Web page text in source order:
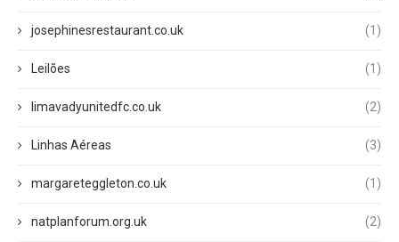
josephinesrestaurant.co.uk (1)
Leilões (1)
limavadyunitedfc.co.uk (2)
Linhas Aéreas (3)
margareteggleton.co.uk (1)
natplanforum.org.uk (2)